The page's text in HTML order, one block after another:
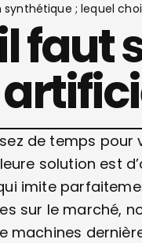
synthétique ; lequel
faut
de temps
solution est
imite
sur le marché,
machines